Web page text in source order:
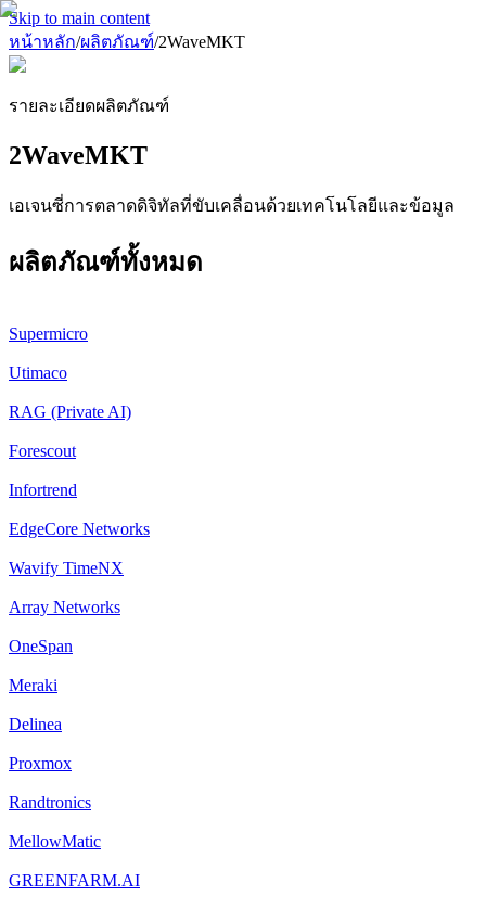
Skip to main content
หน้าหลัก/ผลิตภัณฑ์/2WaveMKT
รายละเอียดผลิตภัณฑ์
2WaveMKT
เอเจนซี่การตลาดดิจิทัลที่ขับเคลื่อนด้วยเทคโนโลยีและข้อมูล
ผลิตภัณฑ์ทั้งหมด
Supermicro
Utimaco
RAG (Private AI)
Forescout
Infortrend
EdgeCore Networks
Wavify TimeNX
Array Networks
OneSpan
Meraki
Delinea
Proxmox
Randtronics
MellowMatic
GREENFARM.AI